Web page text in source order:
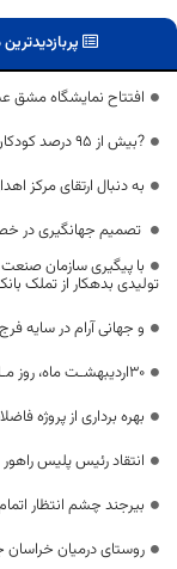
افتتاح نمایشگاه مشق
?بیش از ۹۵ درصد کودکان خراسان جنوبی غربالگری بینایی شدند
به دنبال ارتقای مرکز
تصمیم جهانگیری در
با پیگیری سازمان
تولیدی بدهکار از تملک
و جهانی آرام در سایه فرج
۳۰اردیبهشـت ماه، روز مـلی جمعیـت
بهره برداری از پروژه فاضلاب
انتقاد رئیس پلیس
بیرجند چشم انتظار
روستای درمیان